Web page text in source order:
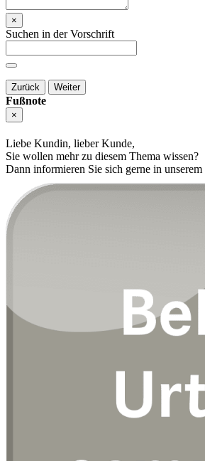
×
Suchen in der Vorschrift
Zurück Weiter
Fußnote
×
Liebe Kundin, lieber Kunde,
Sie wollen mehr zu diesem Thema wissen?
Dann informieren Sie sich gerne in unserem